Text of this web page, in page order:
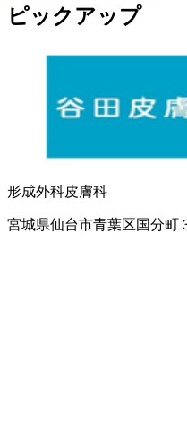
ピックアップ
形成外科皮膚科
宮城県仙台市青葉区国分町